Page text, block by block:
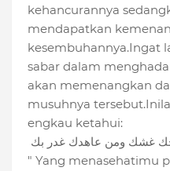
kehancurannya
mendapatkan
kesembuhannya.Ingat
sabar dalam
akan memenangkan
musuhnya
engkau ketahui:
غشك ومن عاهدك غدر بك
" Yang menasehatimu